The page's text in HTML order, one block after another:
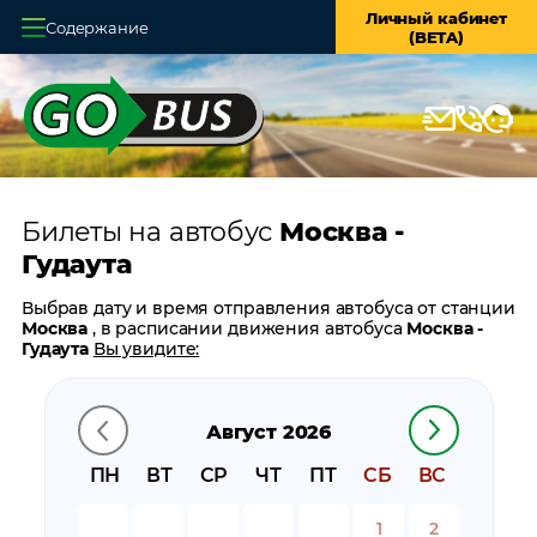
Содержание
Личный кабинет
(BETA)
Главная
О системе
Оплата и доставка
Возврат билетов
Заказ автобуса
Контакты
Билеты на автобус Москва -
Гудаута
Август 2026
ПН
ВТ СР ЧТ ПТ СБ ВС
1 2
Выбрав дату и время отправления автобуса от станции
Москва, в расписании движения автобусаМосква -
Гудаута Вы увидите:
время прибытия
время в пути
цену билета
Москва